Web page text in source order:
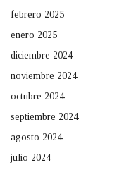
febrero 2025
enero 2025
diciembre 2024
noviembre 2024
octubre 2024
septiembre 2024
agosto 2024
julio 2024